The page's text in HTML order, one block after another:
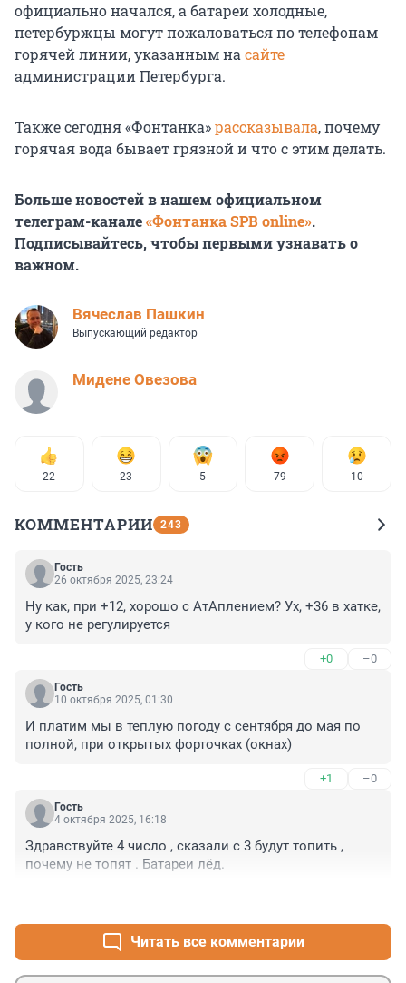
официально начался, а батареи холодные,
петербуржцы могут пожаловаться по телефонам
горячей линии, указанным насайте
администрации Петербурга.
Также сегодня «Фонтанка»рассказывала, почему
горячая вода бывает грязной и что с этим делать.
Больше новостей в нашем официальном
телеграм-канале«Фонтанка SPB online».
Подписывайтесь, чтобы первыми узнавать о
важном.
Вячеслав Пашкин
Выпускающий редактор
Мидене Овезова
22 23 5 79 10
КОММЕНТАРИИ 243
Гость
26 октября 2025, 23:24
Ну как, при +12, хорошо с АтАплением? Ух, +36 в хатке,
у кого не регулируется
+0 –0
Гость
10 октября 2025, 01:30
И платим мы в теплую погоду с сентября до мая по
полной, при открытых форточках (окнах)
+1 –0
Гость
4 октября 2025, 16:18
Здравствуйте 4 число , сказали с 3 будут топить ,
почему не топят . Батареи лёд.
Читать все комментарии